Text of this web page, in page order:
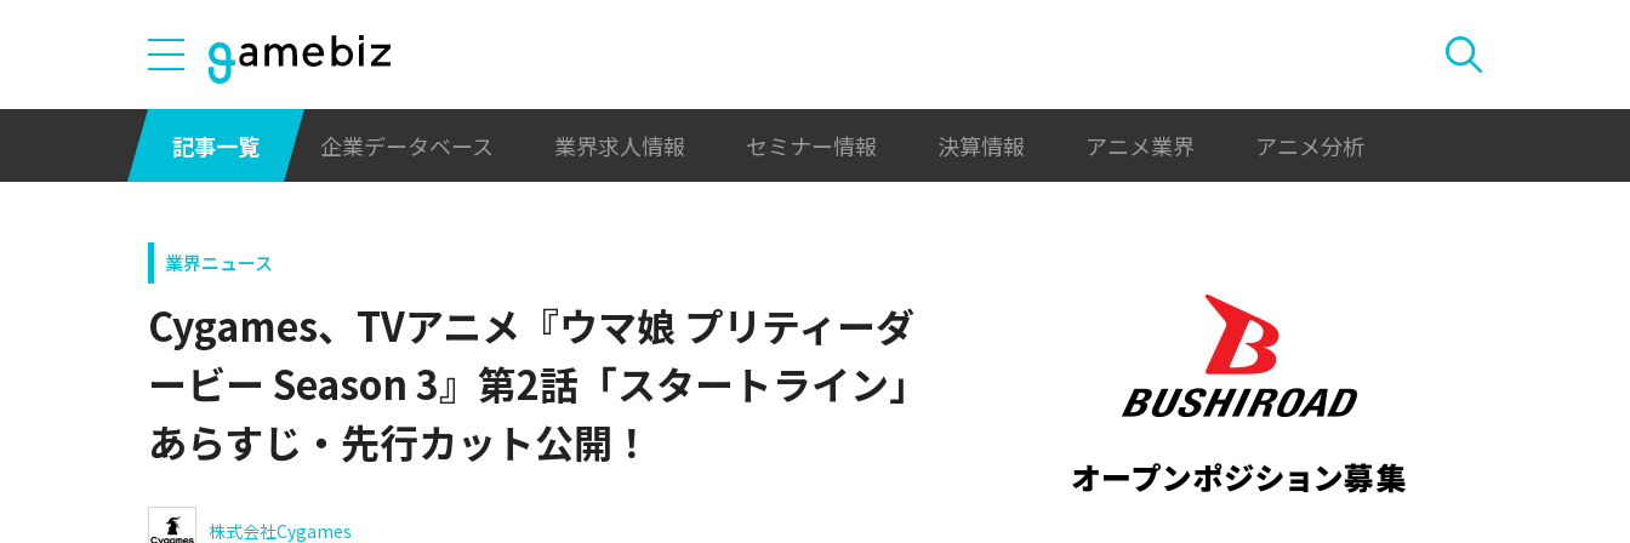
記事一覧 企業データベース 業界求人情報 セミナー情報 決算情報 アニメ業界 アニメ分析
業界ニュース
Cygames、TVアニメ『ウマ娘 プリティーダ
ービー Season 3』第2話「スタートライン」
あらすじ・先行カット公開！
株式会社Cygames